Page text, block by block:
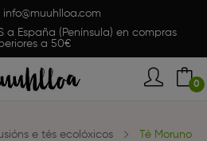
info@muuhlloa.com
a España (Península) en compras
a 50€
0
e tés ecolóxicos Té Moruno